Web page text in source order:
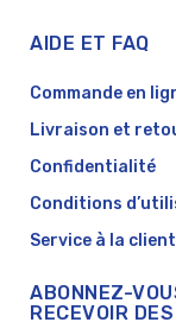
AIDE ET FAQ
Commande en
Livraison et
Confidentialité
Conditions
Service à la
ABONNEZ-
RECEVOIR